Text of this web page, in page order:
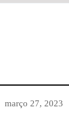
março 27, 2023